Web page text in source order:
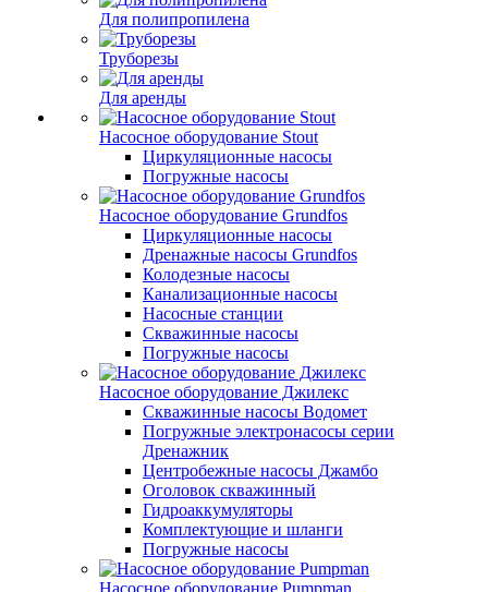
Для полипропилена
Труборезы
Для аренды
Насосное оборудование Stout
Циркуляционные насосы
Погружные насосы
Насосное оборудование Grundfos
Циркуляционные насосы
Дренажные насосы Grundfos
Колодезные насосы
Канализационные насосы
Насосные станции
Скважинные насосы
Погружные насосы
Насосное оборудование Джилекс
Скважинные насосы Водомет
Погружные электронасосы серии
Дренажник
Центробежные насосы Джамбо
Оголовок скважинный
Гидроаккумуляторы
Комплектующие и шланги
Погружные насосы
Насосное оборудование Pumpman